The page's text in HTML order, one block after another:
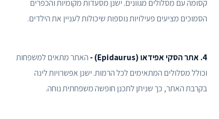
קסומה עם מסלולים מגוונים. ישנן מסעדות מקומיות והכפרים
הסמוכים מציעים פעילויות נוספות שיכולות לעניין את הילדים.
4. אתר הסקי אפידאו (Epidaurus) -
האתר מתאים למשפחות
וכולל מסלולים המתאימים לכל הרמות. ישנן אפשרויות לינה
בקרבת האתר, כך שניתן לתכנן חופשה משפחתית נוחה.